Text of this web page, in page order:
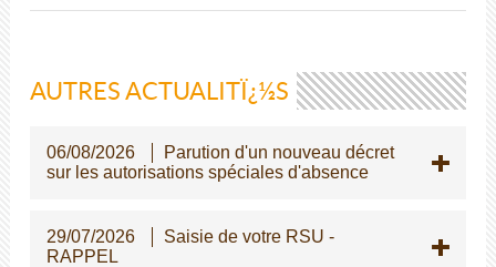
AUTRES ACTUALITÏ¿½S
06/08/2026
Parution d'un nouveau décret
sur les autorisations spéciales d'absence
29/07/2026
Saisie de votre RSU -
RAPPEL